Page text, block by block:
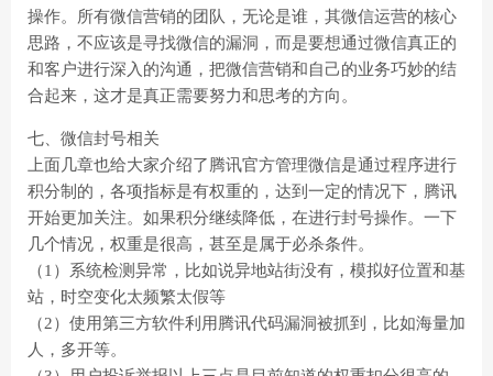
操作。所有微信营销的团队，无论是谁，其微信运营的核心
思路，不应该是寻找微信的漏洞，而是要想通过微信真正的
和客户进行深入的沟通，把微信营销和自己的业务巧妙的结
合起来，这才是真正需要努力和思考的方向。
七、微信封号相关
上面几章也给大家介绍了腾讯官方管理微信是通过程序进行
积分制的，各项指标是有权重的，达到一定的情况下，腾讯
开始更加关注。如果积分继续降低，在进行封号操作。一下
几个情况，权重是很高，甚至是属于必杀条件。
（1）系统检测异常，比如说异地站街没有，模拟好位置和基
站，时空变化太频繁太假等
（2）使用第三方软件利用腾讯代码漏洞被抓到，比如海量加
人，多开等。